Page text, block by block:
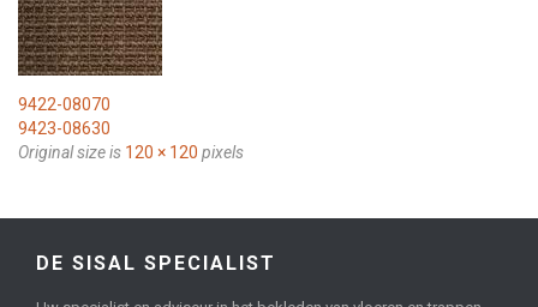
9422-08070
9423-08630
Original size is 120 × 120 pixels
DE SISAL SPECIALIST